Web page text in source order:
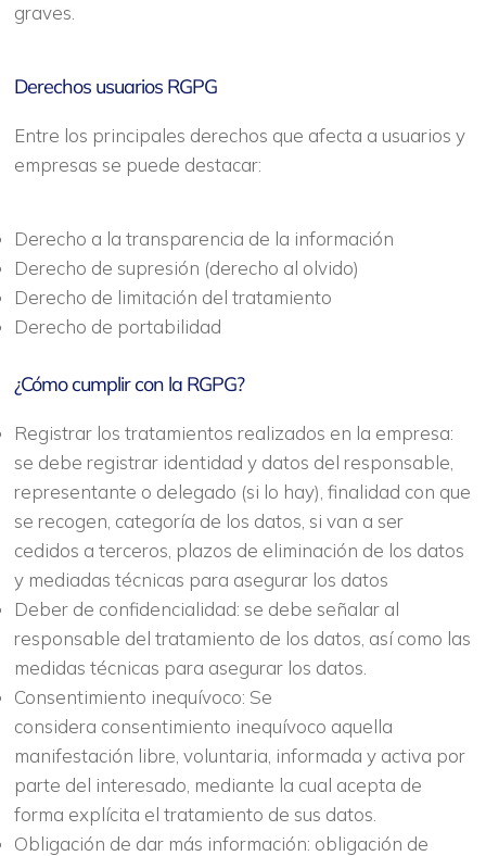
graves.
Derechos usuarios RGPG
Entre los principales derechos que afecta a usuarios y
empresas se puede destacar:
Derecho a la transparencia de la información
Derecho de supresión (derecho al olvido)
Derecho de limitación del tratamiento
Derecho de portabilidad
¿Cómo cumplir con la RGPG?
Registrar los tratamientos realizados en la empresa:
se debe registrar identidad y datos del responsable,
representante o delegado (si lo hay), finalidad con que
se recogen, categoría de los datos, si van a ser
cedidos a terceros, plazos de eliminación de los datos
y mediadas técnicas para asegurar los datos
Deber de confidencialidad: se debe señalar al
responsable del tratamiento de los datos, así como las
medidas técnicas para asegurar los datos.
Consentimiento inequívoco: Se
considera consentimiento inequívoco aquella
manifestación libre, voluntaria, informada y activa por
parte del interesado, mediante la cual acepta de
forma explícita el tratamiento de sus datos.
Obligación de dar más información: obligación de